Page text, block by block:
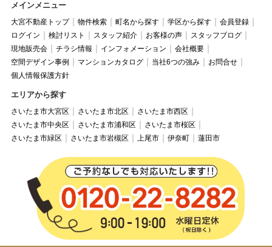
メインメニュー
大宮不動産トップ 物件検索 町名から探す 学区から探す
会員登録
ログイン
検討リスト スタッフ紹介 お客様の声
スタッフブログ
現地販売会
チラシ情報 インフォメーション
会社概要
空間デザイン事例
マンションカタログ 当社6つの強み
お問合せ
個人情報保護方針
エリアから探す
さいたま市大宮区 さいたま市北区
さいたま市西区
さいたま市中央区
さいたま市浦和区
さいたま市桜区
さいたま市緑区
さいたま市岩槻区 上尾市 伊奈町 蓮田市